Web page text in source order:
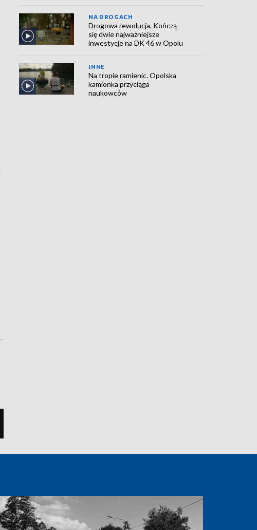
NA DROGACH
Drogowa rewolucja. Kończą
się dwie najważniejsze
inwestycje na DK 46 w Opolu
INNE
Na tropie ramienic. Opolska
kamionka przyciąga
naukowców